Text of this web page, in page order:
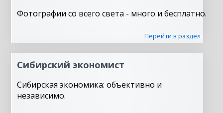
Фотографии со всего света - много и бесплатно.
Перейти в раздел
Сибирский экономист
Сибирская экономика: объективно и
независимо.